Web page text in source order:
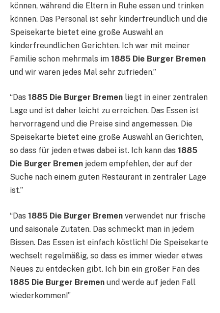
können, während die Eltern in Ruhe essen und trinken
können. Das Personal ist sehr kinderfreundlich und die
Speisekarte bietet eine große Auswahl an
kinderfreundlichen Gerichten. Ich war mit meiner
Familie schon mehrmals im 1885 Die Burger Bremen
und wir waren jedes Mal sehr zufrieden.”
“Das 1885 Die Burger Bremen liegt in einer zentralen
Lage und ist daher leicht zu erreichen. Das Essen ist
hervorragend und die Preise sind angemessen. Die
Speisekarte bietet eine große Auswahl an Gerichten,
so dass für jeden etwas dabei ist. Ich kann das 1885
Die Burger Bremen jedem empfehlen, der auf der
Suche nach einem guten Restaurant in zentraler Lage
ist.”
“Das 1885 Die Burger Bremen verwendet nur frische
und saisonale Zutaten. Das schmeckt man in jedem
Bissen. Das Essen ist einfach köstlich! Die Speisekarte
wechselt regelmäßig, so dass es immer wieder etwas
Neues zu entdecken gibt. Ich bin ein großer Fan des
1885 Die Burger Bremen und werde auf jeden Fall
wiederkommen!”